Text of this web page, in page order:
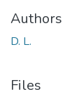
Authors
D. L.
Files